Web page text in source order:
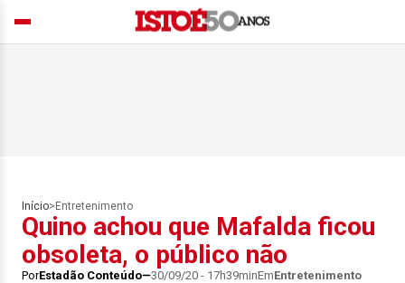
Início> Entretenimento
Quino achou que Mafalda ficou
obsoleta, o público não
PorEstadão Conteúdo 30/09/20 - 17h39minEmEntretenimento